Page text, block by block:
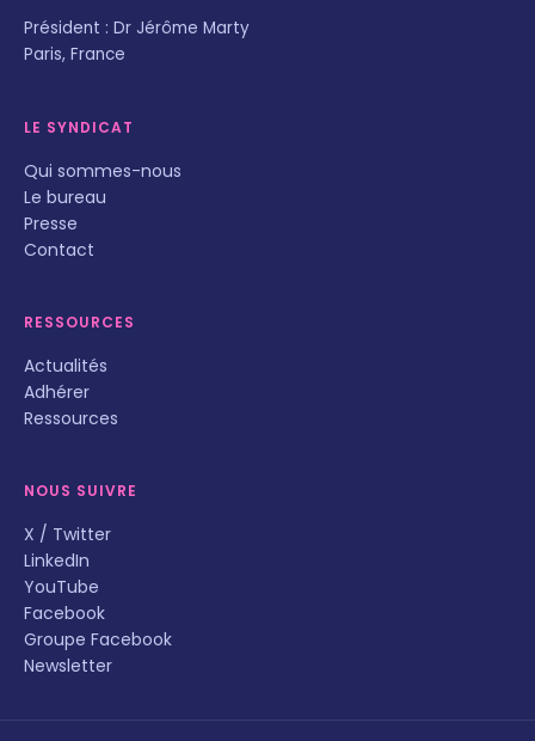
Président : Dr Jérôme Marty
Paris, France
LE SYNDICAT
Qui sommes-nous
Le bureau
Presse
Contact
RESSOURCES
Actualités
Adhérer
Ressources
NOUS SUIVRE
X / Twitter
LinkedIn
YouTube
Facebook
Groupe Facebook
Newsletter